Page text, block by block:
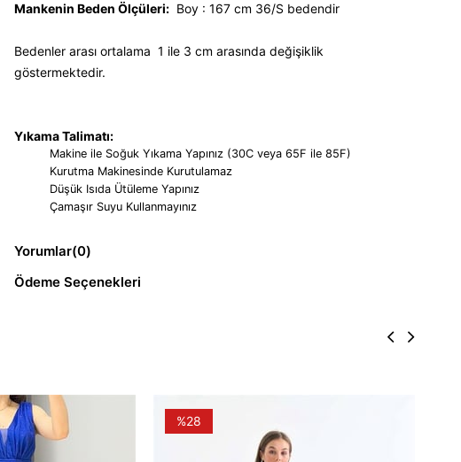
Mankenin Beden Ölçüleri: Boy : 167 cm 36/S bedendir
Bedenler arası ortalama 1 ile 3 cm arasında değişiklik
göstermektedir.
Yıkama Talimatı:
Makine ile Soğuk Yıkama Yapınız (30C veya 65F ile 85F)
Kurutma Makinesinde Kurutulamaz
Düşük Isıda Ütüleme Yapınız
Çamaşır Suyu Kullanmayınız
Yorumlar(0)
Ödeme Seçenekleri
%28